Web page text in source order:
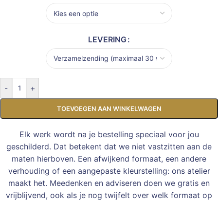
LEVERING
- +
TOEVOEGEN AAN WINKELWAGEN
Elk werk wordt na je bestelling speciaal voor jou
geschilderd. Dat betekent dat we niet vastzitten aan de
maten hierboven. Een afwijkend formaat, een andere
verhouding of een aangepaste kleurstelling: ons atelier
maakt het. Meedenken en adviseren doen we gratis en
vrijblijvend, ook als je nog twijfelt over welk formaat op